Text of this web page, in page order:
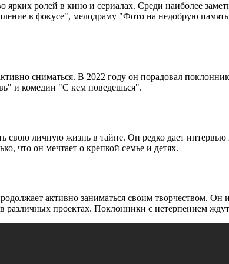
ролей в кино и сериалах. Среди наиболее
в фокусе", мелодраму "Фото на недобрую
сниматься. В 2022 году он порадовал
и комедии "С кем поведешься".
свою личную жизнь в тайне. Он редко дает интервью
что он мечтает о крепкой семье и детях.
активно заниматься своим творчеством. Он
различных проектах. Поклонники с нетерпением